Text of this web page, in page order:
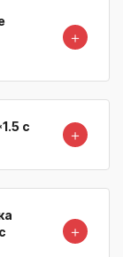
＋
с
＋
＋